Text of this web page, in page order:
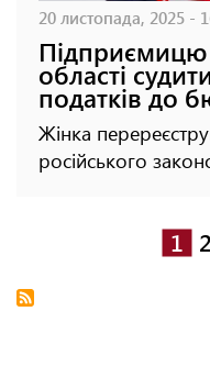
20 листопада, 2025 -
Підприємицю
області
податків до
Жінка
російського
1 2